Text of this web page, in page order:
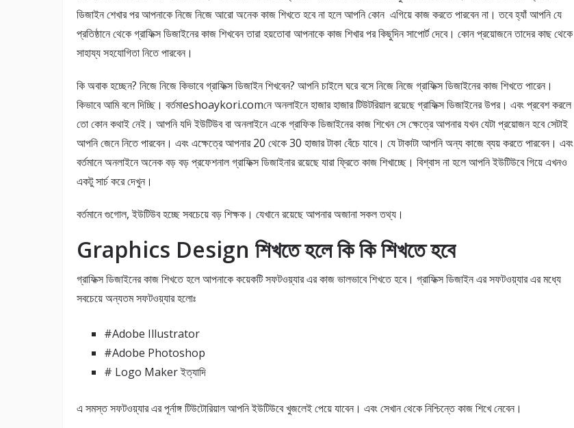
ডিজাইন শেখার পর আপনাকে নিজে নিজে আরো অনেক কাজ শিখতে হবে না হলে আপনি কোন এগিয়ে কাজ করতে পারবেন না। তবে হ্যাঁ আপনি যে
প্রতিষ্ঠানে থেকে গ্রাফিক্স ডিজাইনের কাজ শিখবেন তারা হয়তোবা আপনাকে কাজ শিখার পর কিছুদিন সাপোর্ট দেবে। কোন প্রয়োজনে তাদের কাছ থেকে
সাহায্য সহযোগিতা নিতে পারবেন।
কি অবাক হচ্ছেন? নিজে নিজে কিভাবে গ্রাফিক্স ডিজাইন শিখবেন? আপনি চাইলে ঘরে বসে নিজে নিজে গ্রাফিক্স ডিজাইনের কাজ শিখতে পারেন।
কিভাবে আমি বলে দিচ্ছি। বর্তমাeshoaykori.comনে অনলাইনে হাজার হাজার টিউটরিয়াল রয়েছে গ্রাফিক্স ডিজাইনের উপর। এবং প্রবেশ করলে
তো কোন কথাই নেই। আপনি যদি ইউটিউব বা অনলাইনে একে গ্রাফিক ডিজাইনের কাজ শিখেন সে ক্ষেত্রে আপনার যখন যেটা প্রয়োজন হবে সেটাই
আপনি জেনে নিতে পারবেন। এবং এক্ষেত্রে আপনার 20 থেকে 30 হাজার টাকা বেঁচে যাবে। যে টাকাটা আপনি অন্য কাজে ব্যয় করতে পারবেন। এবং
বর্তমানে অনলাইনে অনেক বড় বড় প্রফেশনাল গ্রাফিক্স ডিজাইনার রয়েছে যারা ফ্রিতে কাজ শিখাচ্ছে। বিশ্বাস না হলে আপনি ইউটিউবে গিয়ে এখনও
একটু সার্চ করে দেখুন।
বর্তমানে গুগোল, ইউটিউব হচ্ছে সবচেয়ে বড় শিক্ষক। যেখানে রয়েছে আপনার অজানা সকল তথ্য।
Graphics Design শিখতে হলে কি কি শিখতে হবে
গ্রাফিক্স ডিজাইনের কাজ শিখতে হলে আপনাকে কয়েকটি সফটওয়্যার এর কাজ ভালভাবে শিখতে হবে। গ্রাফিক্স ডিজাইন এর সফটওয়্যার এর মধ্যে
সবচেয়ে অন্যতম সফটওয়্যার হলোঃ
#Adobe Illustrator
#Adobe Photoshop
# Logo Maker ইত্যাদি
এ সমস্ত সফটওয়্যার এর পূর্নাঙ্গ টিউটোরিয়াল আপনি ইউটিউবে খুজলেই পেয়ে যাবেন। এবং সেখান থেকে নিশ্চিন্তে কাজ শিখে নেবেন।